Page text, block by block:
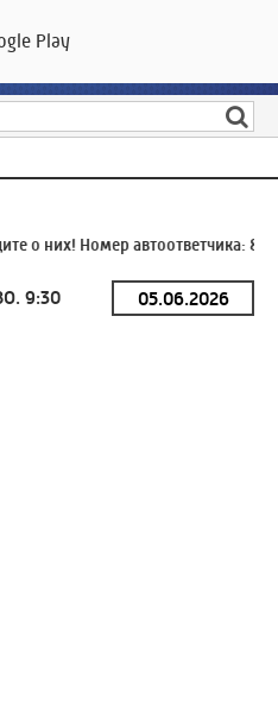
ГТРК «Ивтелерадио»
о них! Номер автоответчика:8
9:30
Play